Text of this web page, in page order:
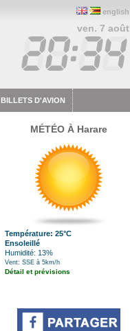
english
ven. 7 août
BILLETS D'AVION
MÉTÉO À Harare
Température: 25°C
Ensoleillé
Humidité: 13%
Vent: SSE à 5km/h
Détail et prévisions